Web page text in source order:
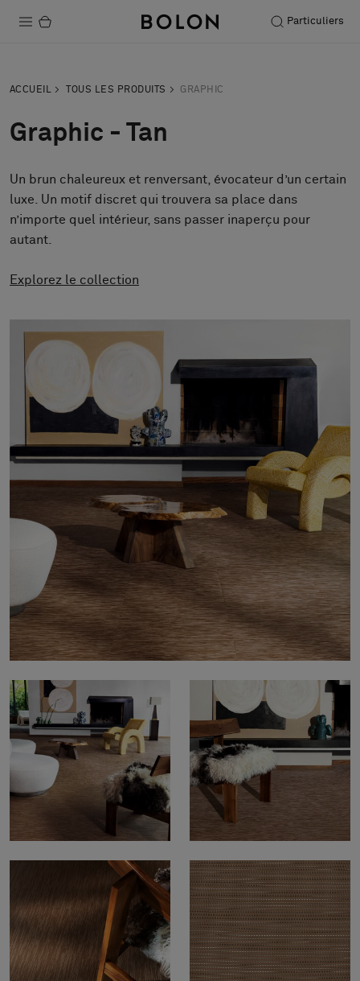
Particuliers
Durabilité
Installation
Entretien
Nos collaborations
À propos de nous
Pattern Tile Tool
Image & Material Bank
Choisir une langue
ACCUEIL TOUS LES PRODUITS GRAPHIC
Graphic - Tan
Un brun chaleureux et renversant, évocateur d’un certain
luxe. Un motif discret qui trouvera sa place dans
n’importe quel intérieur, sans passer inaperçu pour
autant.
Explorez le collection